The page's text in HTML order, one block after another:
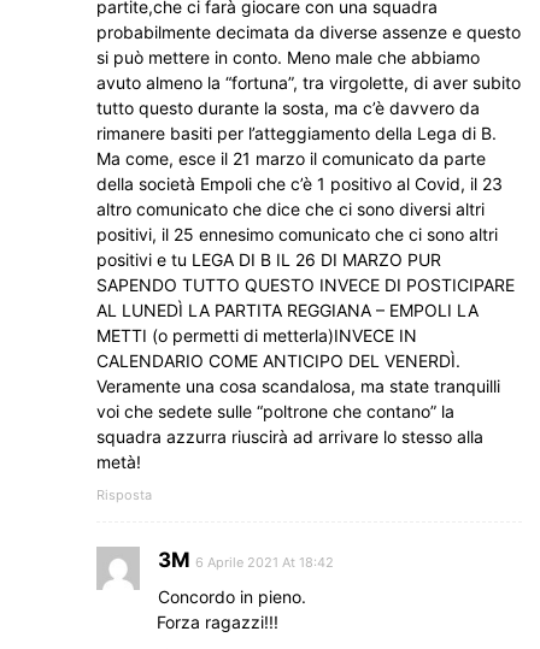
partite,che ci farà giocare con una squadra
probabilmente decimata da diverse assenze e questo
si può mettere in conto. Meno male che abbiamo
avuto almeno la “fortuna”, tra virgolette, di aver subito
tutto questo durante la sosta, ma c’è davvero da
rimanere basiti per l’atteggiamento della Lega di B.
Ma come, esce il 21 marzo il comunicato da parte
della società Empoli che c’è 1 positivo al Covid, il 23
altro comunicato che dice che ci sono diversi altri
positivi, il 25 ennesimo comunicato che ci sono altri
positivi e tu LEGA DI B IL 26 DI MARZO PUR
SAPENDO TUTTO QUESTO INVECE DI POSTICIPARE
AL LUNEDÌ LA PARTITA REGGIANA – EMPOLI LA
METTI (o permetti di metterla)INVECE IN
CALENDARIO COME ANTICIPO DEL VENERDÌ.
Veramente una cosa scandalosa, ma state tranquilli
voi che sedete sulle “poltrone che contano” la
squadra azzurra riuscirà ad arrivare lo stesso alla
metà!
Risposta
3M 6 Aprile 2021 At 18:42
Concordo in pieno.
Forza ragazzi!!!